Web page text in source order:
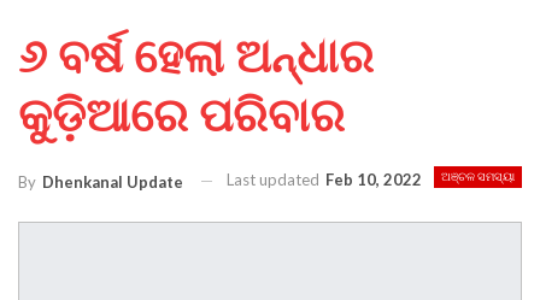
୬ ବର୍ଷ ହେଲା ଅନ୍ଧାର
କୁଡ଼ିଆରେ ପରିବାର
ଅଞ୍ଚଳ ସମସ୍ୟା
By Dhenkanal Update Last updated Feb 10, 2022